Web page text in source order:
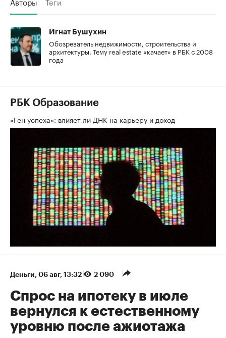
Игнат Бушухин
Обозреватель недвижимости, строительства и
архитектуры. Тему real estate «качает» в РБК с 2008
года
РБК Образование
«Ген успеха»: влияет ли ДНК на карьеру и доход
Деньги 06 авг, 13:32 2 090
Спрос на ипотеку в июле
вернулся к естественному
уровню после ажиотажа